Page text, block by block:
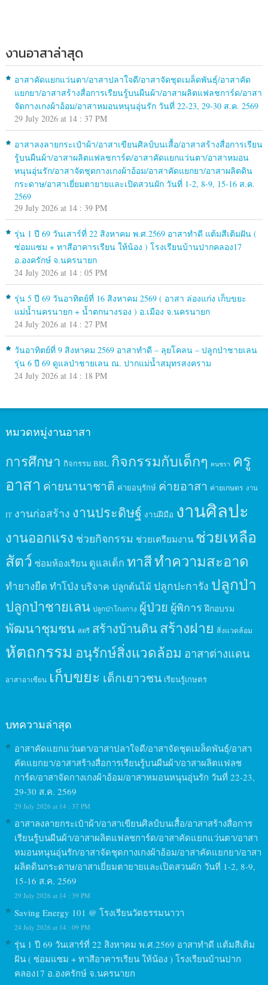
งานอาสาล่าสุด
อาสาคัดแยกแว่นตา/อาสาปลาใจดี/อาสาจัดชุดเมล็ดพันธุ์/อาสาคัด
แยกยา/อาสาสร้างสื่อการเรียนรู้บนผืนผ้า/อาสาผลิตแฟลชการ์ด/อาสา
จัดกางเกงผ้าอ้อม/อาสาหมอนหนุนอุ่นรัก วันที่ 22-23, 29-30 ส.ค. 2569
29 July 2026 at 14 : 37 PM
อาสาลงลายกระเป๋าผ้า/อาสาเขียนศิลป์บนเสื้อ/อาสาสร้างสื่อการเรียน
รู้บนผืนผ้า/อาสาผลิตแฟลชการ์ด/อาสาคัดแยกแว่นตา/อาสาหมอน
หนุนอุ่นรัก/อาสาจัดชุดกางเกงผ้าอ้อม/อาสาคัดแยกยา/อาสาผลิตดิน
กระดาษ/อาสาเยี่ยมตายายและเปิดสวนผัก วันที่ 1-2, 8-9, 15-16 ส.ค.
2569
29 July 2026 at 14 : 39 PM
รุ่น 1 ปี 69 วันเสาร์ที่ 22 สิงหาคม พ.ศ.2569 อาสาทำดี แต้มสีเติมฝัน (
ซ่อมแซม + ทาสีอาคารเรียน ให้น้อง ) โรงเรียนบ้านปากคลอง17
อ.องครักษ์ จ.นครนายก
24 July 2026 at 14 : 05 PM
รุ่น 5 ปี 69 วันอาทิตย์ที่ 16 สิงหาคม 2569 ( อาสา ล่องแก่ง เก็บขยะ
แม่น้ำนครนายก + น้ำตกนางรอง ) อ.เมือง จ.นครนายก
24 July 2026 at 14 : 27 PM
วันอาทิตย์ที่ 9 สิงหาคม 2569 อาสาทำดี – ลุยโคลน – ปลูกป่าชายเลน
รุ่น 6 ปี 69 ดูแลป่าชายเลน ณ. ปากแม่น้ำสมุทรสงคราม
24 July 2026 at 14 : 18 PM
หมวดหมู่งานอาสา
การศึกษา กิจกรรม BBL กิจกรรมกับเด็กๆ คนชรา ครู
อาสา ค่ายนานาชาติ ค่ายอนุรักษ์ ค่ายอาสา ค่ายเกษตร งาน
IT งานก่อสร้าง งานประดิษฐ์ งานฝีมือ งานศิลปะ
งานออกแรง ช่วยกิจกรรม ช่วยเตรียมงาน ช่วยเหลือ
สัตว์ ซ่อมห้องเรียน ดูแลเด็ก ทาสีทำความสะอาด
ทำยางยืด ทำโป่ง บริจาค ปลูกต้นไม้ ปลูกปะการัง ปลูกป่า
ปลูกป่าชายเลน ปลูกป่าโกงกาง ผู้ป่วย ผู้พิการ ฝึกอบรม
พัฒนาชุมชน สตรี สร้างบ้านดินสร้างฝาย สิ่งแวดล้อม
หัตถกรรม อนุรักษ์สิ่งแวดล้อม อาสาต่างแดน
อาสาอาเซียน เก็บขยะ เด็กเยาวชน เรียนรู้เกษตร
บทความล่าสุด
อาสาคัดแยกแว่นตา/อาสาปลาใจดี/อาสาจัดชุดเมล็ดพันธุ์/อาสา
คัดแยกยา/อาสาสร้างสื่อการเรียนรู้บนผืนผ้า/อาสาผลิตแฟลช
การ์ด/อาสาจัดกางเกงผ้าอ้อม/อาสาหมอนหนุนอุ่นรัก วันที่ 22-23,
29-30 ส.ค. 2569
29 July 2026 at 14 : 37 PM
อาสาลงลายกระเป๋าผ้า/อาสาเขียนศิลป์บนเสื้อ/อาสาสร้างสื่อการ
เรียนรู้บนผืนผ้า/อาสาผลิตแฟลชการ์ด/อาสาคัดแยกแว่นตา/อาสา
หมอนหนุนอุ่นรัก/อาสาจัดชุดกางเกงผ้าอ้อม/อาสาคัดแยกยา/อาสา
ผลิตดินกระดาษ/อาสาเยี่ยมตายายและเปิดสวนผัก วันที่ 1-2, 8-9,
15-16 ส.ค. 2569
29 July 2026 at 14 : 39 PM
Saving Energy 101 @ โรงเรียนวัดธรรมนาวา
24 July 2026 at 14 : 09 PM
รุ่น 1 ปี 69 วันเสาร์ที่ 22 สิงหาคม พ.ศ.2569 อาสาทำดี แต้มสีเติม
ฝัน ( ซ่อมแซม + ทาสีอาคารเรียน ให้น้อง ) โรงเรียนบ้านปาก
คลอง17 อ.องครักษ์ จ.นครนายก